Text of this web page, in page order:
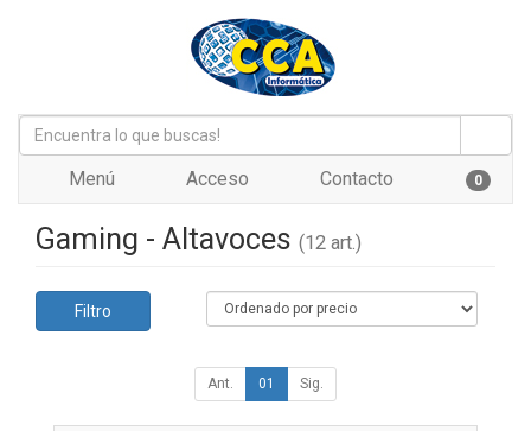
Menú Acceso Contacto 0
Gaming - Altavoces (12 art.)
Filtro
Ant. 01 Sig.